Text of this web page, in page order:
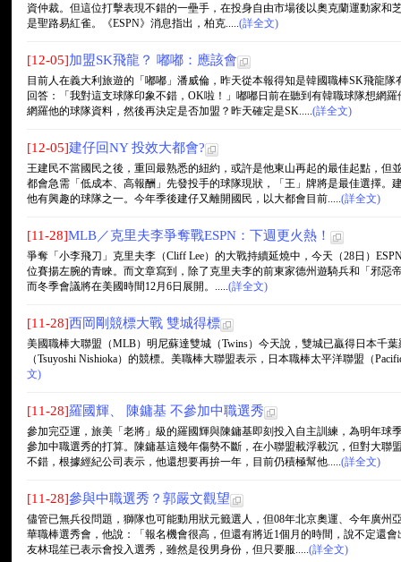
資仲裁。但這位打擊表現不錯的一壘手，在投身自由市場後以奧克蘭運動家和
是聖路易紅雀。《ESPN》消息指出，柏克.....(詳全文)
[12-05]加盟SK飛龍？ 嘟嘟：應該會
目前人在義大利旅遊的「嘟嘟」潘威倫，昨天從本報得知是韓國職棒SK飛龍
回答：「我對這支球隊印象不錯，OK啦！」嘟嘟日前在聽到有韓職球隊想網
網羅他的球隊資料，然後再決定是否加盟？昨天確定是SK.....(詳全文)
[12-05]建仔回NY 投效大都會?
王建民不當國民之後，重回最熟悉的紐約，或許是他東山再起的最佳起點，但
都會急需「低成本、高報酬」先發投手的球隊現狀，「王」牌將是最佳選擇。
他有興趣的球隊之一。今年季後建仔又離開國民，以大都會目前.....(詳全文)
[11-28]MLB／克里夫李爭奪戰ESPN：下週更火熱！
爭奪「小李飛刀」克里夫李（Cliff Lee）的大戰持續延燒中，今天（28日）
位賽揚左腕的青睞。而文章寫到，除了克里夫李的前東家德州遊騎兵和「邪惡
而冬季會議將在美國時間12月6日展開。.....(詳全文)
[11-28]西岡剛競標大戰 雙城得標
美國職棒大聯盟（MLB）明尼蘇達雙城（Twins）今天說，雙城已贏得日本千葉
（Tsuyoshi Nishioka）的競標。美職棒大聯盟表示，日本職棒太平洋聯盟（
文)
[11-28]羅國輝、 陳鏞基 不參加中職選秀
參加完亞運，旅美「老將」級的羅國輝與陳鏞基即刻投入自主訓練，為明年球
參加中職選秀的打算。陳鏞基這幾年傷勢不斷，在小聯盟載浮載沉，但對大聯
不錯，根據經紀公司表示，他還想要再拚一年，目前仍積極幫他.....(詳全文)
[11-28]參與中職選秀？郭嚴文觀望
儘管已無兵役問題，獅隊也可能動用狀元籤選人，但08年北京奧運、今年廣州
華職棒選秀會，他說：「報名機會很高，但還有將近1個月的時間，說不定還
友林琨笙已表示會投入選秀，雖然是役男身份，但只要服.....(詳全文)